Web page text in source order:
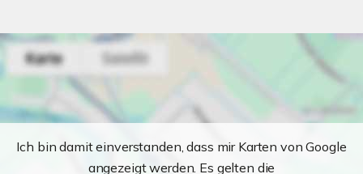
Ich bin damit einverstanden, dass mir Karten von Google
angezeigt werden. Es gelten die